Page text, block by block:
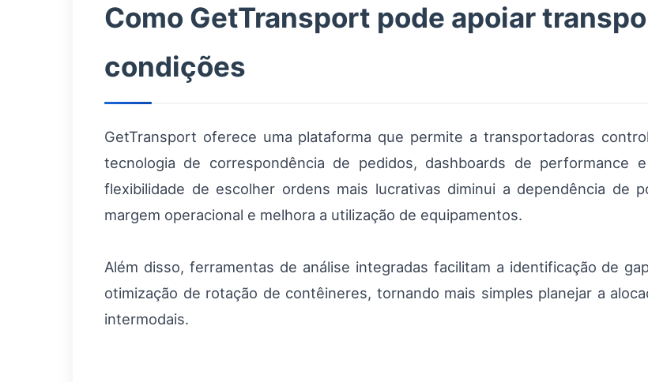
Como GetTransport pode apoiar
condições
GetTransport oferece uma plataforma que permite a transportadoras
tecnologia de correspondência de pedidos, dashboards de
flexibilidade de escolher ordens mais lucrativas diminui a dependência de
margem operacional e melhora a utilização de equipamentos.
Além disso, ferramentas de análise integradas facilitam a identificação de
otimização de rotação de contêineres, tornando mais simples planejar a
intermodais.